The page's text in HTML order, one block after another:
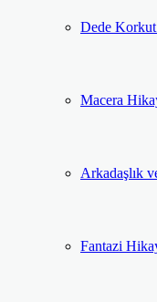
Dede
Macera
Arkadaşlık
Fantazi